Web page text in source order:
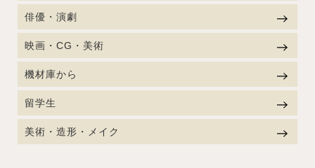
俳優・演劇
映画・CG・美術
機材庫から
留学生
美術・造形・メイク